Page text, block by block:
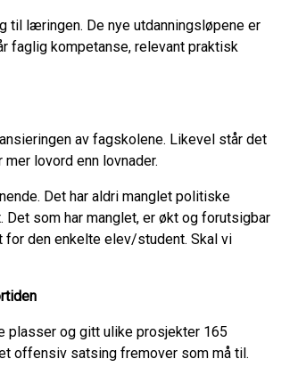
læringen. De nye utdanningsløpene er
faglig kompetanse, relevant praktisk
av fagskolene. Likevel står det
lovord enn lovnader.
Det har aldri manglet politiske
som har manglet, er økt og forutsigbar
den enkelte elev/student. Skal vi
plasser og gitt ulike prosjekter 165
offensiv satsing fremover som må til.